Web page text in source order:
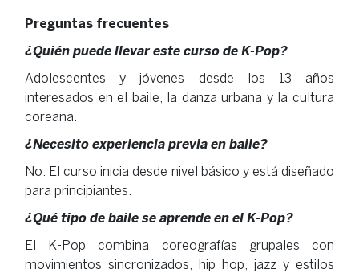
Preguntas frecuentes
¿Quién puede llevar este curso de K-Pop?
Adolescentes y jóvenes desde los 13 años
interesados en el baile, la danza urbana y la cultura
coreana.
¿Necesito experiencia previa en baile?
No. El curso inicia desde nivel básico y está diseñado
para principiantes.
¿Qué tipo de baile se aprende en el K-Pop?
El K-Pop combina coreografías grupales con
movimientos sincronizados, hip hop, jazz y estilos